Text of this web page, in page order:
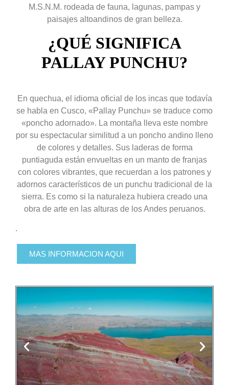
M.S.N.M. rodeada de fauna, lagunas, pampas y
paisajes altoandinos de gran belleza.
¿QUÉ SIGNIFICA
PALLAY PUNCHU?
En quechua, el idioma oficial de los incas que todavía
se habla en Cusco, «Pallay Punchu» se traduce como
«poncho adornado». La montaña lleva este nombre
por su espectacular similitud a un poncho andino lleno
de colores y detalles. Sus laderas de forma
puntiaguda están envueltas en un manto de franjas
con colores vibrantes, que recuerdan a los patrones y
adornos característicos de un punchu tradicional de la
sierra. Es como si la naturaleza hubiera creado una
obra de arte en las alturas de los Andes peruanos.
.
MAS INFORMACION AQUI